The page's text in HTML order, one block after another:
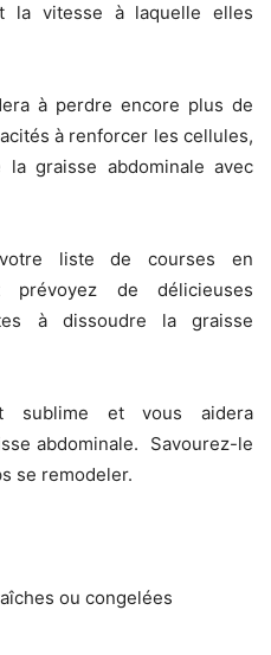
la vitesse à laquelle elles
à perdre encore plus de
à renforcer les cellules,
graisse abdominale avec
votre liste de courses en
de délicieuses
à dissoudre la graisse
sublime et vous aidera
abdominale. Savourez-le
se remodeler.
ou congelées